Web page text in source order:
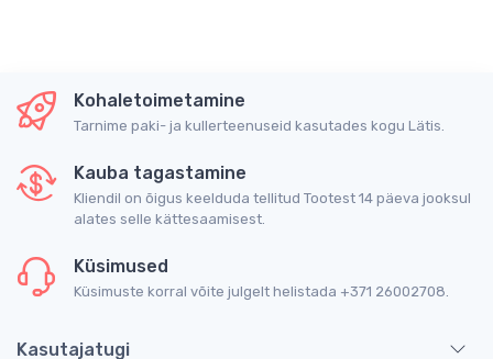
Kohaletoimetamine
Tarnime paki- ja kullerteenuseid kasutades kogu Lätis.
Kauba tagastamine
Kliendil on õigus keelduda tellitud Tootest 14 päeva jooksul
alates selle kättesaamisest.
Küsimused
Küsimuste korral võite julgelt helistada +371 26002708.
Kasutajatugi